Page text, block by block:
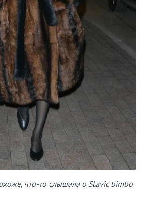
что-то слышала о Slavic bimbo